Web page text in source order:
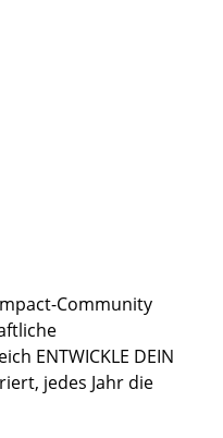
Community
ENTWICKLE DEIN
jedes Jahr die